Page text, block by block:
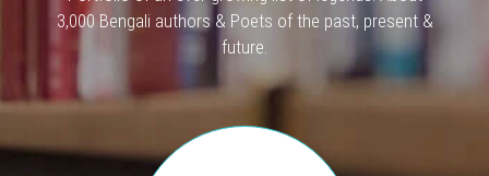
3,000 Bengali authors & Poets of the past, present &
future.